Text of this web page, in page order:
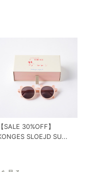
【SALE 30%OFF】
SLOEJD SU...